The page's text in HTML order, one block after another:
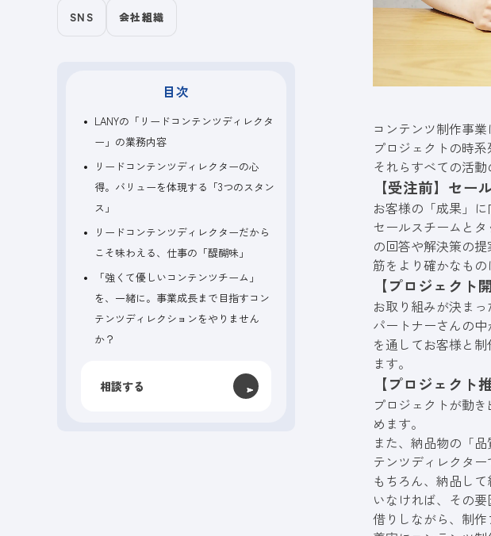
コンテンツ制作事
プロジェクトの時
それらすべての活
【受注前】セー
お客様の「成果」
セールスチームと
の回答や解決策の
筋をより確かなもの
【プロジェク
お取り組みが決ま
パートナーさんの
を通してお客様と
ます。
【プロジェク
プロジェクトが動
めます。
また、納品物の「
テンツディレクター
もちろん、納品し
いなければ、その
借りしながら、制作
SNS 会社組織
目次
LANYの「リードコンテンツディレクタ
ー」の業務内容
リードコンテンツディレクターの心
得。バリューを体現する「3つのスタン
ス」
リードコンテンツディレクターだから
こそ味わえる、仕事の「醍醐味」
「強くて優しいコンテンツチーム」
を、一緒に。事業成長まで目指すコン
テンツディレクションをやりません
か？
相談する